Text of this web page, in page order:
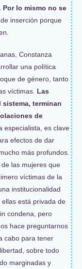
lo mismo no se
inserción porque
Constanza
una política
de género, tanto
víctimas. Las
terminan
de
especialista, es clave
efectos de dar
más profundos.
las mujeres que
víctimas de la
institucionalidad
está privada de
condena, pero
hace preguntarnos
cabo para tener
sobre todo
marginadas y